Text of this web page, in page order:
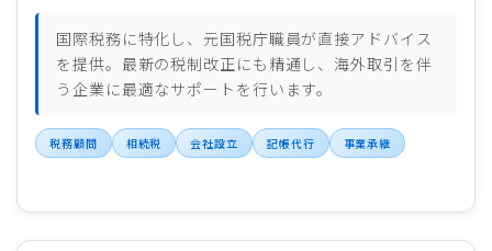
国際税務に特化し、元国税庁職員が直接アドバイス
を提供。最新の税制改正にも精通し、海外取引を伴
う企業に最適なサポートを行います。
税務顧問 相続税 会社設立 記帳代行 事業承継